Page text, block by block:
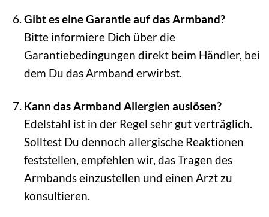
Gibt es eine Garantie auf das Armband?
Bitte informiere Dich über die
Garantiebedingungen direkt beim Händler, bei
dem Du das Armband erwirbst.
Kann das Armband Allergien auslösen?
Edelstahl ist in der Regel sehr gut verträglich.
Solltest Du dennoch allergische Reaktionen
feststellen, empfehlen wir, das Tragen des
Armbands einzustellen und einen Arzt zu
konsultieren.